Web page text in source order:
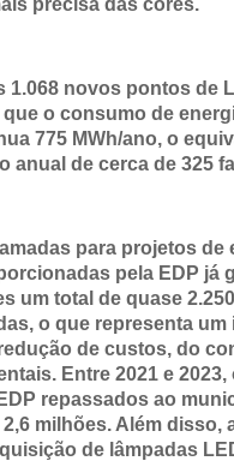
precisa das cores.
1.068 novos pontos de
o consumo de
775 MWh/ano, o
anual de cerca de 325
para projetos de
pela EDP já
um total de quase
o que representa um
de custos, do
Entre 2021 e
repassados ao
milhões. Além disso,
de lâmpadas